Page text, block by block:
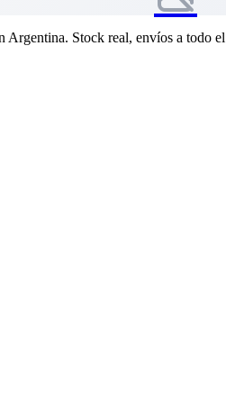
Stock real, envíos a todo